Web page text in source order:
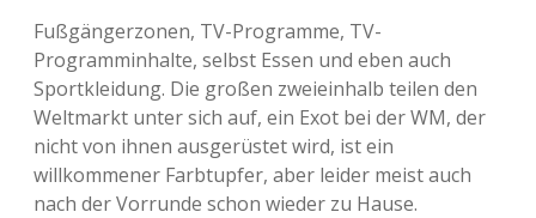
Fußgängerzonen, TV-Programme, TV-
Programminhalte, selbst Essen und eben auch
Sportkleidung. Die großen zweieinhalb teilen den
Weltmarkt unter sich auf, ein Exot bei der WM, der
nicht von ihnen ausgerüstet wird, ist ein
willkommener Farbtupfer, aber leider meist auch
nach der Vorrunde schon wieder zu Hause.